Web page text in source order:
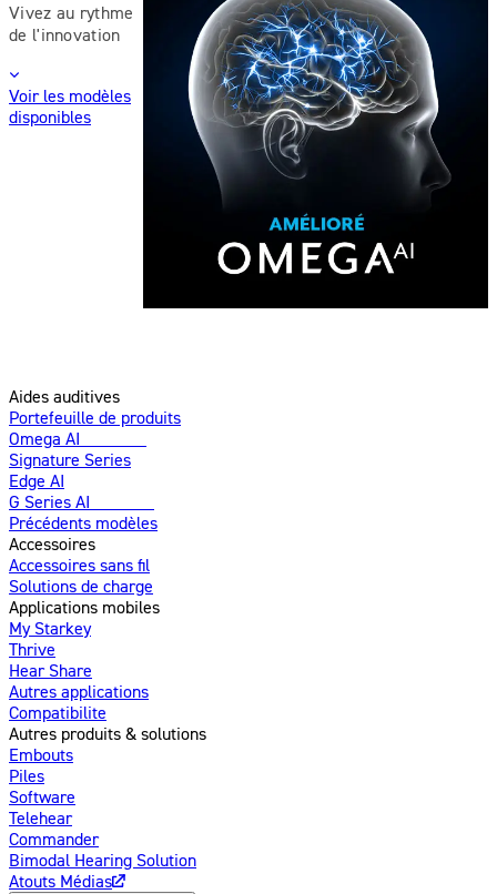
Vivez au rythme
de l'innovation
Voir les modèles
disponibles
Aides auditives
Portefeuille de produits
Omega AI
Signature Series
Edge AI
G Series AI
Précédents modèles
Accessoires
Accessoires sans fil
Solutions de charge
Applications mobiles
My Starkey
Thrive
Hear Share
Autres applications
Compatibilite
Autres produits & solutions
Embouts
Piles
Software
Telehear
Commander
Bimodal Hearing Solution
Atouts Médias